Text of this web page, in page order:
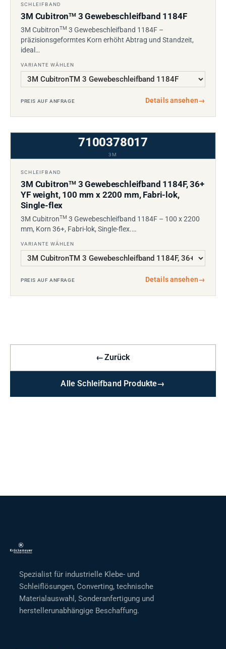
SCHLEIFBAND
3M CubitronTM3 Gewebeschleifband 1184F
3M CubitronTM 3 Gewebeschleifband 1184F –
präzisionsgeformtes Korn erhöht Abtrag und Standzeit,
ideal…
VARIANTE WÄHLEN
PREIS AUF ANFRAGE Details ansehen→
7100378017
3M
SCHLEIFBAND
3M CubitronTM3 Gewebeschleifband 1184F, 36+
YF weight, 100 mm x 2200 mm, Fabri-lok,
Single-flex
3M CubitronTM 3 Gewebeschleifband 1184F – 100 x 2200
mm, Korn 36+, Fabri-lok, Single-flex.…
VARIANTE WÄHLEN
PREIS AUF ANFRAGE Details ansehen→
←Zurück
Alle Schleifband Produkte→
Spezialist für industrielle Klebe- und
Schleiflösungen, Converting, technische
Materialauswahl, Sonderanfertigung und
herstellerunabhängige Beschaffung.